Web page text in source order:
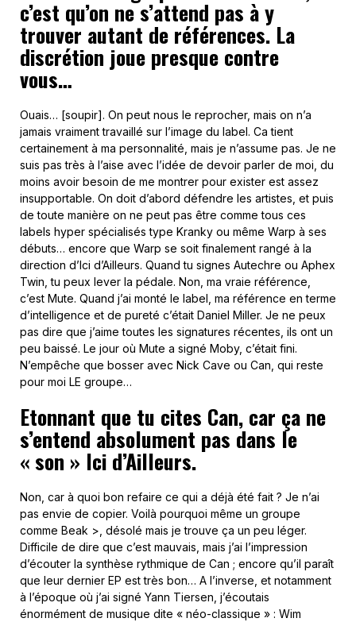
c’est qu’on ne s’attend pas à y
trouver autant de références. La
discrétion joue presque contre
vous…
Ouais… [soupir]. On peut nous le reprocher, mais on n’a
jamais vraiment travaillé sur l’image du label. Ca tient
certainement à ma personnalité, mais je n’assume pas. Je ne
suis pas très à l’aise avec l’idée de devoir parler de moi, du
moins avoir besoin de me montrer pour exister est assez
insupportable. On doit d’abord défendre les artistes, et puis
de toute manière on ne peut pas être comme tous ces
labels hyper spécialisés type Kranky ou même Warp à ses
débuts… encore que Warp se soit finalement rangé à la
direction d’Ici d’Ailleurs. Quand tu signes Autechre ou Aphex
Twin, tu peux lever la pédale. Non, ma vraie référence,
c’est Mute. Quand j’ai monté le label, ma référence en terme
d’intelligence et de pureté c’était Daniel Miller. Je ne peux
pas dire que j’aime toutes les signatures récentes, ils ont un
peu baissé. Le jour où Mute a signé Moby, c’était fini.
N’empêche que bosser avec Nick Cave ou Can, qui reste
pour moi LE groupe…
Etonnant que tu cites Can, car ça ne
s’entend absolument pas dans le
« son » Ici d’Ailleurs.
Non, car à quoi bon refaire ce qui a déjà été fait ? Je n’ai
pas envie de copier. Voilà pourquoi même un groupe
comme Beak >, désolé mais je trouve ça un peu léger.
Difficile de dire que c’est mauvais, mais j’ai l’impression
d’écouter la synthèse rythmique de Can ; encore qu’il paraît
que leur dernier EP est très bon… A l’inverse, et notamment
à l’époque où j’ai signé Yann Tiersen, j’écoutais
énormément de musique dite « néo-classique » : Wim